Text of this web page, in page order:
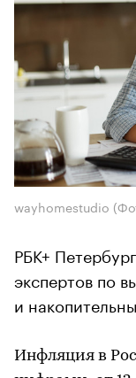
wayhomestudio
РБК+
экспертов по
и
Инфляция в